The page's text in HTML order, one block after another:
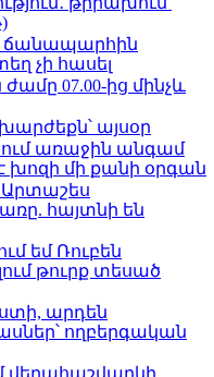
ճանապարհին
չի հասել
ժամը 07.00-ից մինչև
այսօր
առաջին անգամ
մի քանի օրգան
Արտաշես
հայտնի են
եմ Ռուբեն
թուրք տեսած
արդեն
ողբերգական
վերահաշվարկի